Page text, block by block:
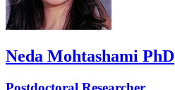
Neda Mohtashami PhD